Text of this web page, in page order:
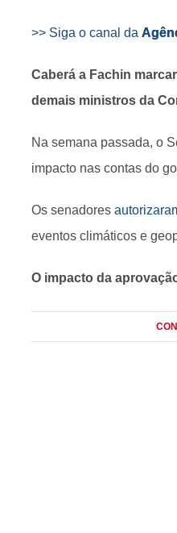
>> Siga o canal da
Caberá a Fachin
demais ministros da
Na semana passada, o
impacto nas contas do
Os senadores
eventos climáticos e
O impacto da